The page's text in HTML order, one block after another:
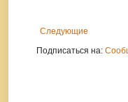
Следующие
Подписаться на: